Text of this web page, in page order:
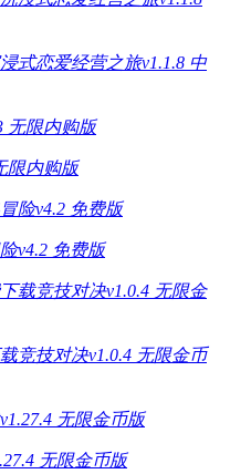
式恋爱经营之旅v1.1.8 中
限内购版
v4.2 免费版
竞技对决v1.0.4 无限金币
无限金币版